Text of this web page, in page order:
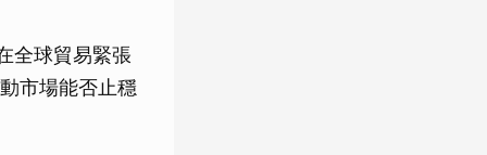
全球貿易緊張
市場能否止穩